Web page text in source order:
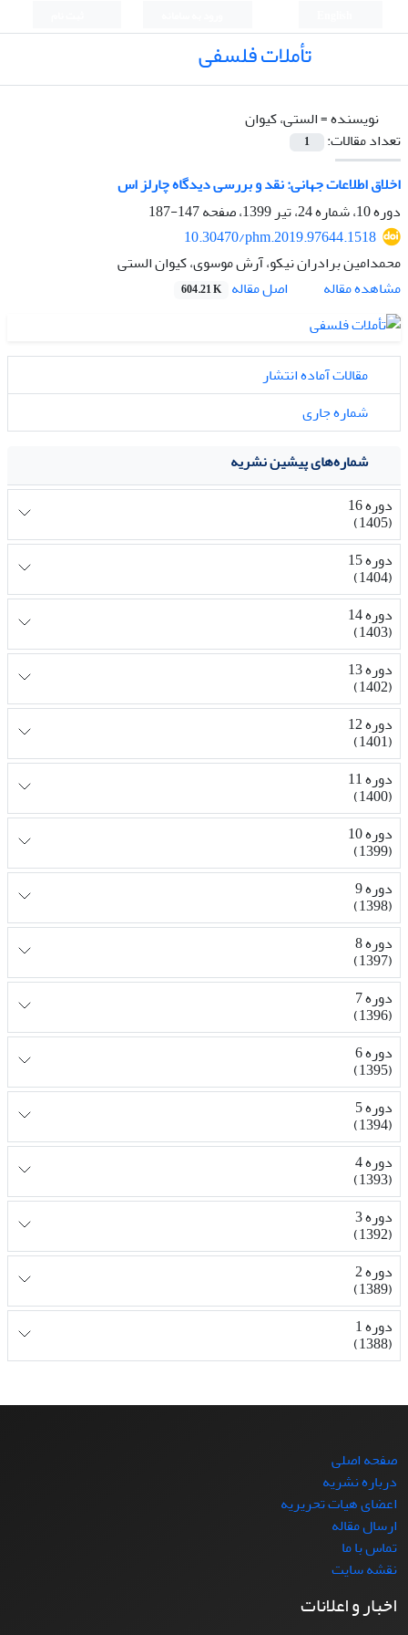
تأملات فلسفی
نویسنده =الستی، کیوان
تعداد مقالات:
1
اخلاق اطلاعات جهانی: نقد و بررسی دیدگاه چارلز اس
دوره 10، شماره 24، تیر 1399، صفحه
147-187
10.30470/phm.2019.97644.1518
محمدامین برادران نیکو، آرش موسوی، کیوان الستی
مشاهده مقاله
اصل مقاله 604.21 K
مقالات آماده انتشار
شماره جاری
شماره‌های پیشین نشریه
دوره 16
(1405)
دوره 15
(1404)
دوره 14
(1403)
دوره 13
(1402)
دوره 12
(1401)
دوره 11
(1400)
دوره 10
(1399)
دوره 9
(1398)
دوره 8
(1397)
دوره 7
(1396)
دوره 6
(1395)
دوره 5
(1394)
دوره 4
(1393)
دوره 3
(1392)
دوره 2
(1389)
دوره 1
(1388)
صفحه اصلی
درباره نشریه
اعضای هیات تحریریه
ارسال مقاله
تماس با ما
نقشه سایت
اخبار و اعلانات